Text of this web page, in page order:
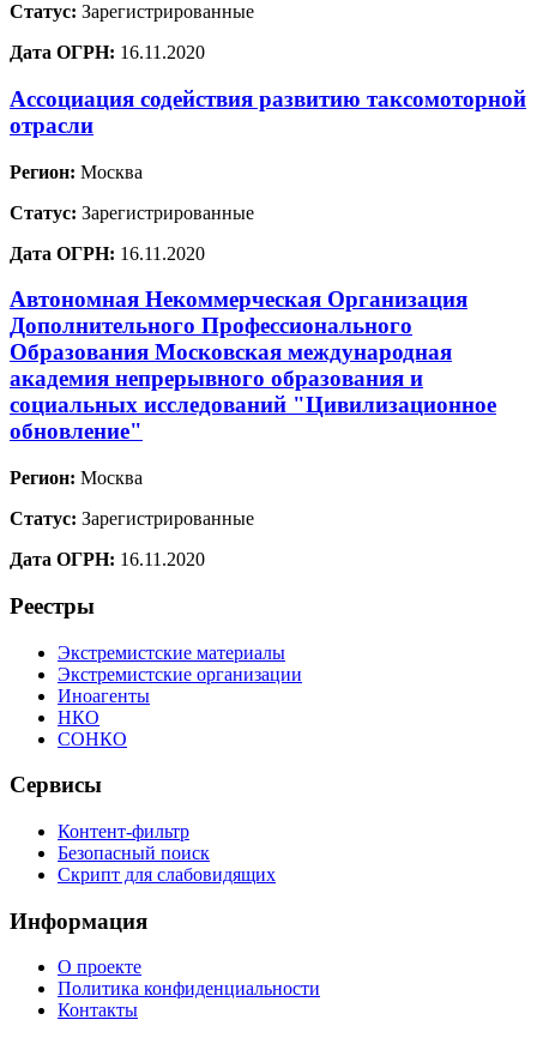
Статус: Зарегистрированные
Дата ОГРН: 16.11.2020
Ассоциация содействия развитию таксомоторной
отрасли
Регион: Москва
Статус: Зарегистрированные
Дата ОГРН: 16.11.2020
Автономная Некоммерческая Организация
Дополнительного Профессионального
Образования Московская международная
академия непрерывного образования и
социальных исследований "Цивилизационное
обновление"
Регион: Москва
Статус: Зарегистрированные
Дата ОГРН: 16.11.2020
Реестры
Экстремистские материалы
Экстремистские организации
Иноагенты
НКО
СОНКО
Сервисы
Контент-фильтр
Безопасный поиск
Скрипт для слабовидящих
Информация
О проекте
Политика конфиденциальности
Контакты